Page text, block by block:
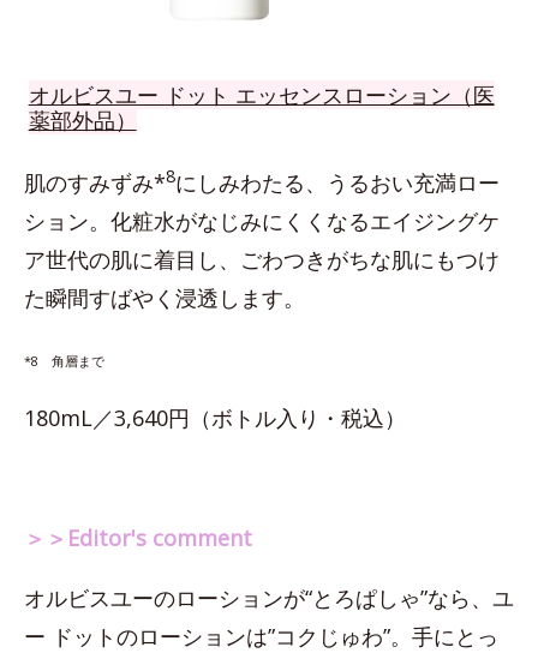
オルビスユー ドット エッセンスローション（医
薬部外品）
肌のすみずみ*8にしみわたる、うるおい充満ロー
ション。化粧水がなじみにくくなるエイジングケ
ア世代の肌に着目し、ごわつきがちな肌にもつけ
た瞬間すばやく浸透します。
*8 角層まで
180mL／3,640円（ボトル入り・税込）
＞＞Editor's comment
オルビスユーのローションが“とろぱしゃ”なら、ユ
ー ドットのローションは”コクじゅわ”。手にとっ